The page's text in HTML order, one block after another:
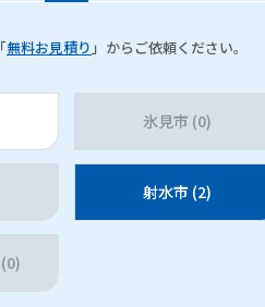
無料お見積り 」からご依頼ください。
氷見市 (0)
射水市 (2)